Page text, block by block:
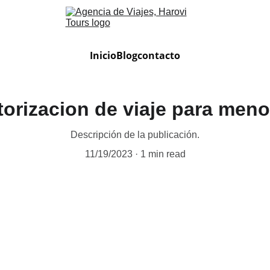
InicioBlogcontacto
de viaje para
Descripción de la publicación.
11/19/2023
1 min read